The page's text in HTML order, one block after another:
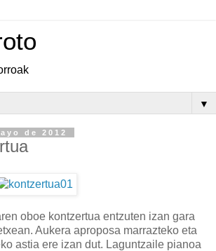
▼
de 2012
oboe kontzertua entzuten izan gara
Aukera aproposa marrazteko eta
astia ere izan dut. Laguntzaile pianoa